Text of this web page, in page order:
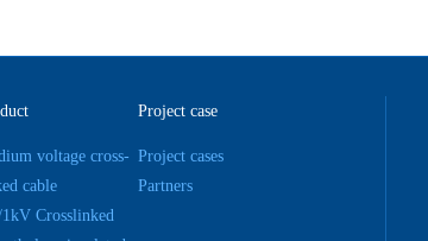
voltage cross-
cable
Crosslinked
Project case
Project cases
Partners